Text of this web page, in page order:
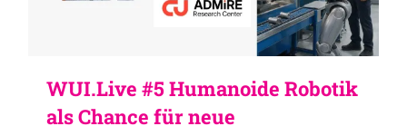
WUI.Live #5 Humanoide Robotik
als Chance für neue